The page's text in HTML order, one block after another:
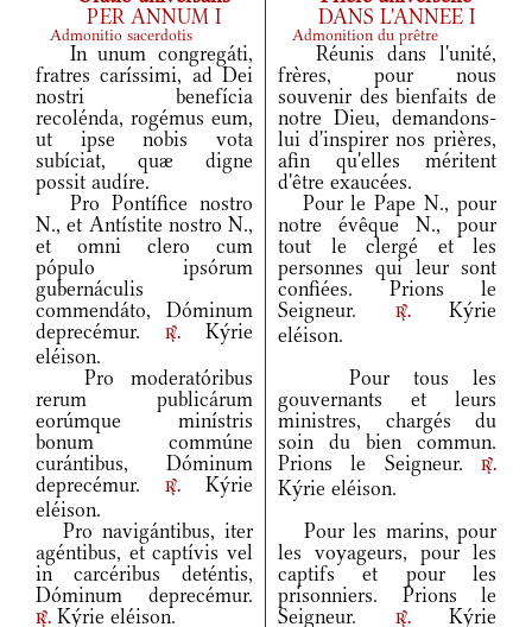
PER ANNUM I
DANS L'ANNEE I
Admonitio sacerdotis Admonition du prêtre
In unum congregáti,
fratres caríssimi, ad Dei
nostri benefícia
recolénda, rogémus eum,
ut ipse nobis vota
subíciat, quæ digne
possit audíre.
Réunis dans l'unité,
frères, pour nous
souvenir des bienfaits de
notre Dieu, demandons-
lui d'inspirer nos prières,
afin qu'elles méritent
d'être exaucées.
Pro Pontífice nostro
N., et Antístite nostro N.,
et omni clero cum
pópulo ipsórum
gubernáculis
commendáto, Dóminum
deprecémur.
r.
Kýrie
eléison.
Pour le Pape N., pour
notre évêque N., pour
tout le clergé et les
personnes qui leur sont
confiées. Prions le
Seigneur.
r.Kýrie
eléison.
Pro moderatóribus
rerum publicárum
eorúmque minístris
bonum commúne
curántibus, Dóminum
deprecémur.
r.
Kýrie
eléison.
Pour tous les
gouvernants et leurs
ministres, chargés du
soin du bien commun.
Prions le Seigneur.
r.
Kýrie eléison.
Pro navigántibus, iter
agéntibus, et captívis vel
in carcéribus deténtis,
Dóminum deprecémur.
r. Kýrie eléison.
Pour les marins, pour
les voyageurs, pour les
captifs et pour les
prisonniers. Prions le
Seigneur.
r.Kýrie